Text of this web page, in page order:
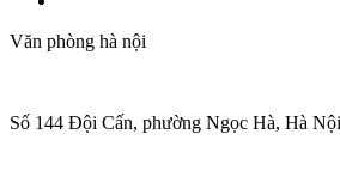
Văn phòng hà nội
Số 144 Đội Cấn, phường Ngọc Hà, Hà Nội